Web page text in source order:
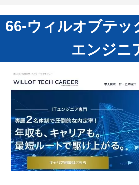
66-ウィルオブテッ
エンジニ